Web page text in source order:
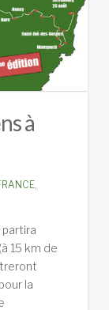
à
,
partira
15 km de
la